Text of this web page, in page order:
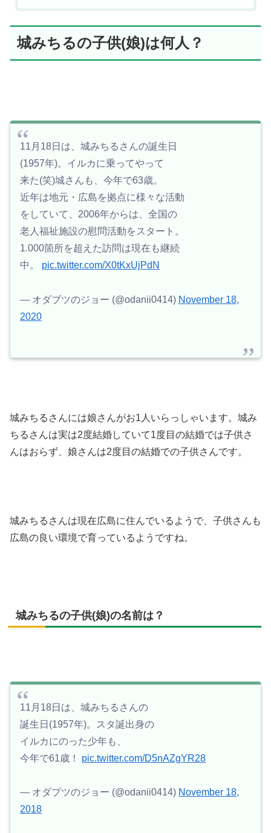
城みちるの子供(娘)は何人？
11月18日は、城みちるさんの誕生日
(1957年)。イルカに乗ってやって
来た(笑)城さんも、今年で63歳。
近年は地元・広島を拠点に様々な活動
をしていて、2006年からは、全国の
老人福祉施設の慰問活動をスタート。
1.000箇所を超えた訪問は現在も継続
中。 pic.twitter.com/X0tKxUjPdN
— オダブツのジョー (@odanii0414) November 18,
2020
城みちるさんには娘さんがお1人いらっしゃいます。城み
ちるさんは実は2度結婚していて1度目の結婚では子供さ
んはおらず、娘さんは2度目の結婚での子供さんです。
城みちるさんは現在広島に住んでいるようで、子供さんも
広島の良い環境で育っているようですね。
城みちるの子供(娘)の名前は？
11月18日は、城みちるさんの
誕生日(1957年)。スタ誕出身の
イルカにのった少年も、
今年で61歳！ pic.twitter.com/D5nAZgYR28
— オダブツのジョー (@odanii0414) November 18,
2018